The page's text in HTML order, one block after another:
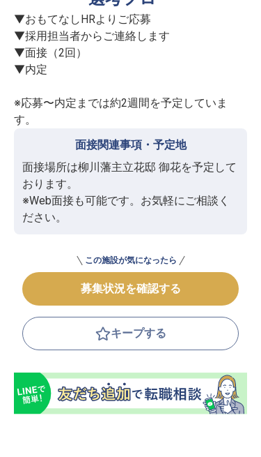
▼おもてなしHRよりご応募
▼採用担当者からご連絡します
▼面接（2回）
▼内定
※応募〜内定までは約2週間を予定していま
す。
面接関連事項・予定地
面接場所は柳川藩主立花邸 御花を予定して
おります。
※Web面接も可能です。お気軽にご相談く
ださい。
この施設が気になったら
募集状況を確認する
キープする